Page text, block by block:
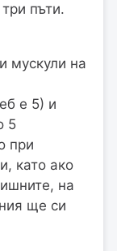
пъти.
мускули на
е 5) и
5
при
като ако
на
ще си